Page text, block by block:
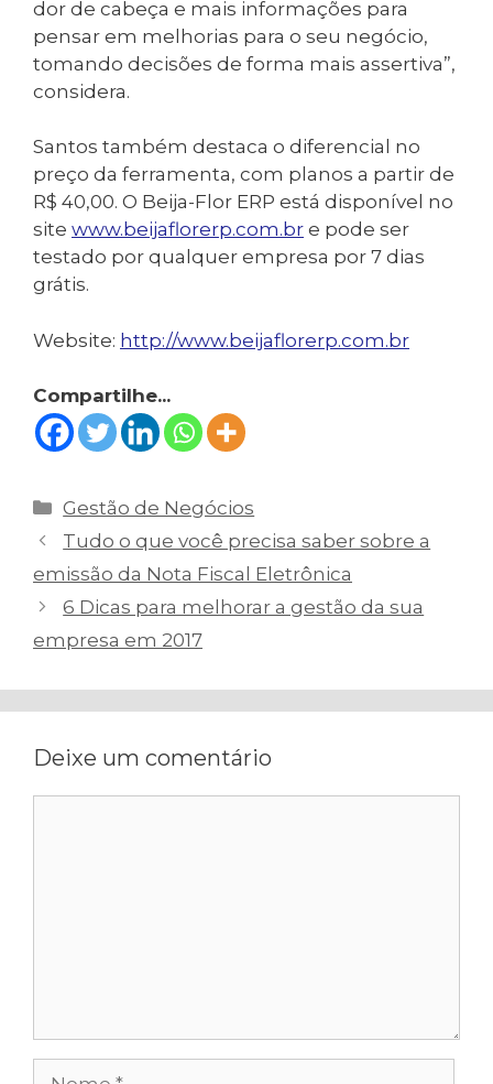
dor de cabeça e mais informações para
pensar em melhorias para o seu negócio,
tomando decisões de forma mais assertiva”,
considera.
Santos também destaca o diferencial no
preço da ferramenta, com planos a partir de
R$ 40,00. O Beija-Flor ERP está disponível no
site www.beijaflorerp.com.br e pode ser
testado por qualquer empresa por 7 dias
grátis.
Website: http://www.beijaflorerp.com.br
Compartilhe...
Categorias
Gestão de Negócios
Navegação
Tudo o que você precisa saber sobre a
emissão da Nota Fiscal Eletrônica
6 Dicas para melhorar a gestão da sua
empresa em 2017
Deixe um comentário